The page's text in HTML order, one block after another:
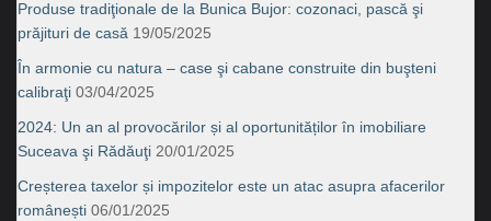
Produse tradiţionale de la Bunica Bujor: cozonaci, pască şi
prăjituri de casă 19/05/2025
În armonie cu natura – case şi cabane construite din buşteni
calibraţi 03/04/2025
2024: Un an al provocărilor și al oportunităților în imobiliare
Suceava şi Rădăuţi 20/01/2025
Creșterea taxelor și impozitelor este un atac asupra afacerilor
românești 06/01/2025